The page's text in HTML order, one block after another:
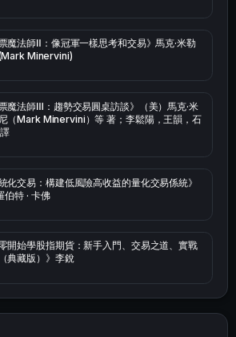
票魔法師Ⅱ：像冠軍一樣思考和交易》馬克·米勒
Minervini)
票魔法師Ⅲ：趨勢交易圓桌訪談》（美）馬克·米
（Mark Minervini）等 著；李鬆陽，王韻，石
統化交易：構建低風險高收益的量化交易係統》
伯特 · 卡佛
零開始學股指期貨：新手入門、交易之道、實戰
典藏版）》李銳